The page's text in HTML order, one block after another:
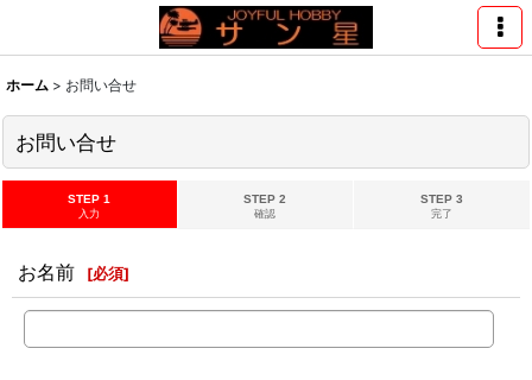
ホーム > お問い合せ
お問い合せ
STEP 1
入力
STEP 2
確認
STEP 3
完了
お名前 [必須]